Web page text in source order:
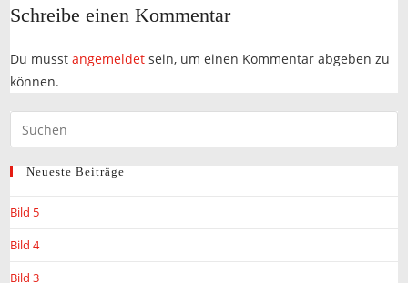
Schreibe einen Kommentar
Du musstangemeldet sein, um einen Kommentar abgeben zu
können.
Neueste Beiträge
Bild 5
Bild 4
Bild 3